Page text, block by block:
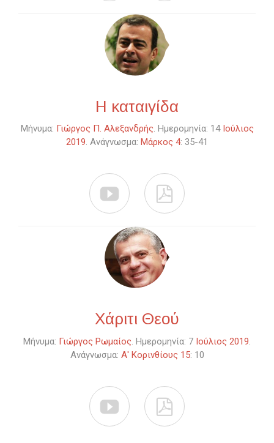
Η καταιγίδα
Μήνυμα: Γιώργος Π. Αλεξανδρής. Ημερομηνία: 14 Ιούλιος
2019. Ανάγνωσμα: Μάρκος 4: 35-41
 
Χάριτι Θεού
Μήνυμα: Γιώργος Ρωμαίος . Ημερομηνία: 7 Ιούλιος 2019
Ανάγνωσμα: Α' Κορινθίους 15: 10
 